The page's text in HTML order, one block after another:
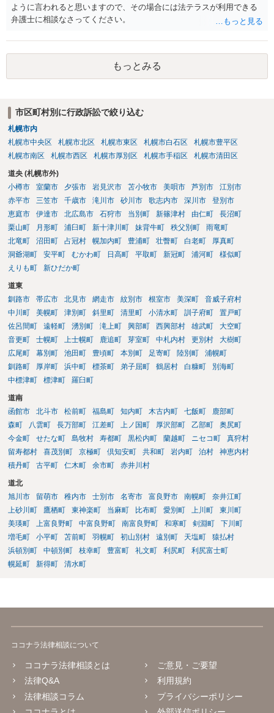
ように言われると思いますので、その場合には法テラスが利用できる
弁護士に相談なさってください。
もっとみる
市区町村別に行政訴訟で絞り込む
札幌市内
札幌市中央区
札幌市北区 札幌市東区 札幌市白石区
札幌市豊平区
札幌市南区
札幌市西区 札幌市厚別区 札幌市手稲区 札幌市清田区
道央 (札幌市外)
小樽市
室蘭市 夕張市 岩見沢市 苫小牧市 美唄市 芦別市
江別市
赤平市
三笠市 千歳市 滝川市 砂川市 歌志内市 深川市
登別市
恵庭市
伊達市 北広島市 石狩市 当別町 新篠津村 由仁町
長沼町
栗山町
月形町 浦臼町 新十津川町 妹背牛町 秩父別町
雨竜町
北竜町
沼田町 占冠村 幌加内町 豊浦町 壮瞥町 白老町
厚真町
洞爺湖町
安平町 むかわ町 日高町 平取町 新冠町 浦河町
様似町
えりも町
新ひだか町
道東
釧路市
帯広市 北見市 網走市 紋別市 根室市 美深町
音威子府村
中川町
美幌町 津別町 斜里町 清里町 小清水町 訓子府町
置戸町
佐呂間町
遠軽町 湧別町 滝上町 興部町 西興部村 雄武町
大空町
音更町
士幌町 上士幌町 鹿追町 芽室町 中札内村 更別村
大樹町
広尾町
幕別町 池田町 豊頃町 本別町 足寄町 陸別町
浦幌町
釧路町
厚岸町 浜中町 標茶町 弟子屈町 鶴居村 白糠町
別海町
中標津町
標津町 羅臼町
道南
函館市
北斗市 松前町 福島町 知内町 木古内町 七飯町
鹿部町
森町
八雲町 長万部町 江差町 上ノ国町 厚沢部町 乙部町
奥尻町
今金町
せたな町 島牧村 寿都町 黒松内町 蘭越町 ニセコ町
真狩村
留寿都村
喜茂別町 京極町 倶知安町 共和町 岩内町 泊村
神恵内村
積丹町
古平町 仁木町 余市町 赤井川村
道北
旭川市
留萌市 稚内市 士別市 名寄市 富良野市 南幌町
奈井江町
上砂川町
鷹栖町 東神楽町 当麻町 比布町 愛別町 上川町
東川町
美瑛町
上富良野町 中富良野町 南富良野町 和寒町 剣淵町
下川町
増毛町
小平町 苫前町 羽幌町 初山別村 遠別町 天塩町
猿払村
浜頓別町
中頓別町 枝幸町 豊富町 礼文町 利尻町
利尻富士町
幌延町
新得町 清水町
ココナラ法律相談について
ココナラ法律相談とは
法律Q&A
法律相談コラム
ご意見・ご要望
利用規約
プライバシーポリシー